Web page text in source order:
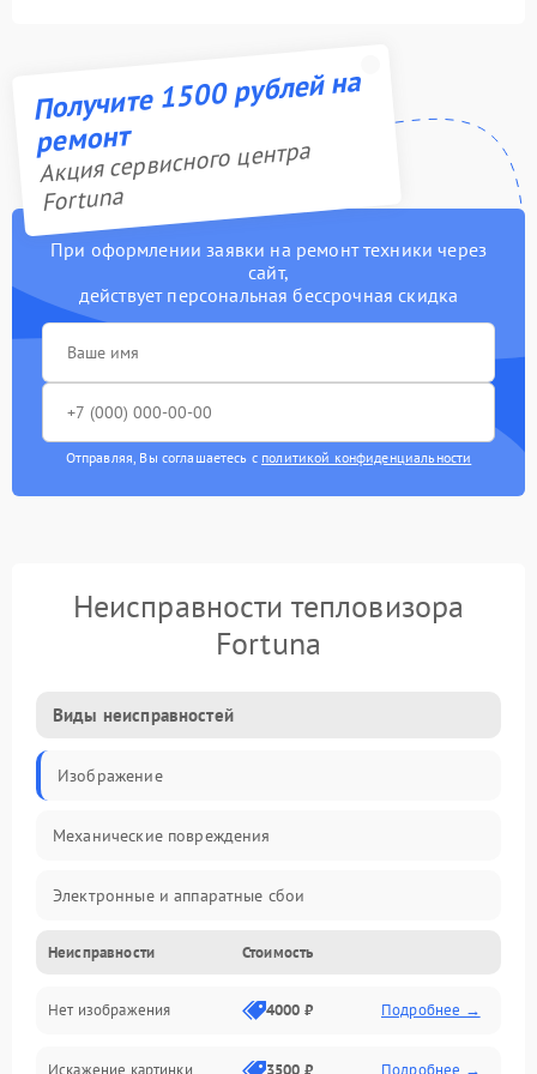
Получите 1500 рублей на
ремонт
Акция сервисного центра
Fortuna
При оформлении заявки на ремонт техники через
сайт,
действует персональная бессрочная скидка
Отправляя, Вы соглашаетесь с политикой конфиденциальности
Неисправности тепловизора
Fortuna
Виды неисправностей
Изображение
Механические повреждения
Электронные и аппаратные сбои
Неисправности сенсора и оптики
Программные ошибки
Неисправности Стоимость
Нет изображения 4000 ₽ Подробнее →
Искажение картинки 3500 ₽ Подробнее →